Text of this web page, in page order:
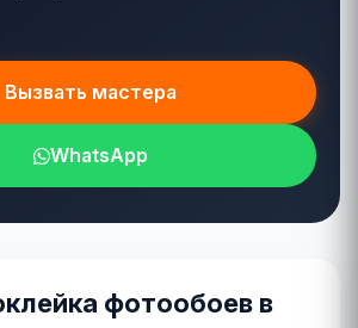
Вызвать мастера
WhatsApp
фотообоев в